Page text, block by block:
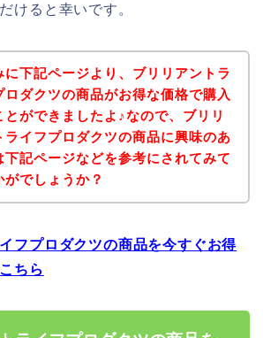
けると幸いです。
に下記ページより、ブリリアントラ
ロダクツの商品がお得な価格で購入
とができましたよ♪なので、ブリリ
ライフプロダクツの商品に興味のあ
下記ページなどを参考にされてみて
がでしょうか？
フプロダクツの商品を今すぐお得
ちら